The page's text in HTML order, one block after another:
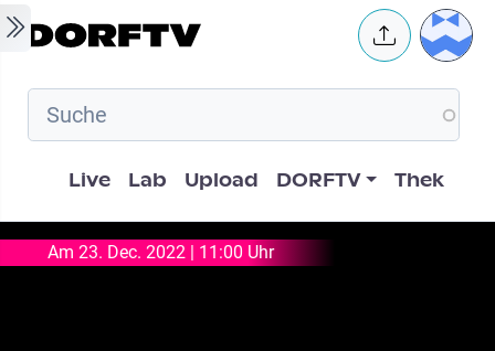
Skip to main content User
Hauptnavigation
Live Lab Upload DORFTV Thek
Am 23. Dec. 2022 | 11:00 Uhr